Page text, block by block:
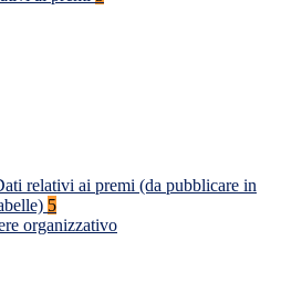
relativi ai premi (da pubblicare in
5
organizzativo